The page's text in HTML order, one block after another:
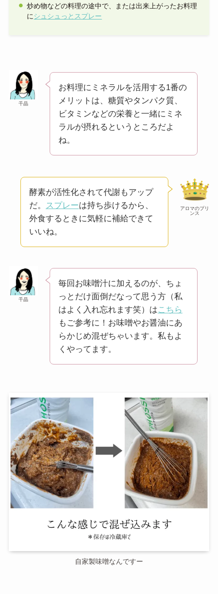
炒め物などの料理の途中で、または出来上がったお料理
にシュシュっとスプレー
千晶
お料理にミネラルを活用する1番の
メリットは、糖質やタンパク質、
ビタミンなどの栄養と一緒にミネ
ラルが摂れるというところだよ
ね。
アロマのプリ
ンス
酵素が活性化されて代謝もアップ
だ。
スプレーは持ち歩けるから、
外食するときに気軽に補給できて
いいね。
千晶
毎回お味噌汁に加えるのが、ちょ
っとだけ面倒だなって思う方（私
はよく入れ忘れます笑）はこちら
もご参考に！お味噌やお醤油にあ
らかじめ混ぜちゃいます。私もよ
くやってます。
自家製味噌なんですー